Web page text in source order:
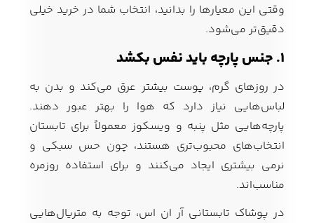
وقتی این معیارها را بدانید، انتخاب شما در خرید خیلی
دقیق‌تر می‌شود.
۱. جنس پارچه باید نفس بکشد
در روزهای گرم، پوست بیشتر عرق می‌کند و بدن به
لباس‌هایی نیاز دارد که هوا را بهتر عبور دهند.
پارچه‌هایی مثل پنبه و ویسکوز معمولاً برای تابستان
انتخاب‌های محبوب‌تری هستند، چون حس سبکی و
نرمی بیشتری ایجاد می‌کنند و برای استفاده روزمره
مناسب‌اند.
در پوشاک تابستانی آر ان اس، توجه به متریال‌هایی